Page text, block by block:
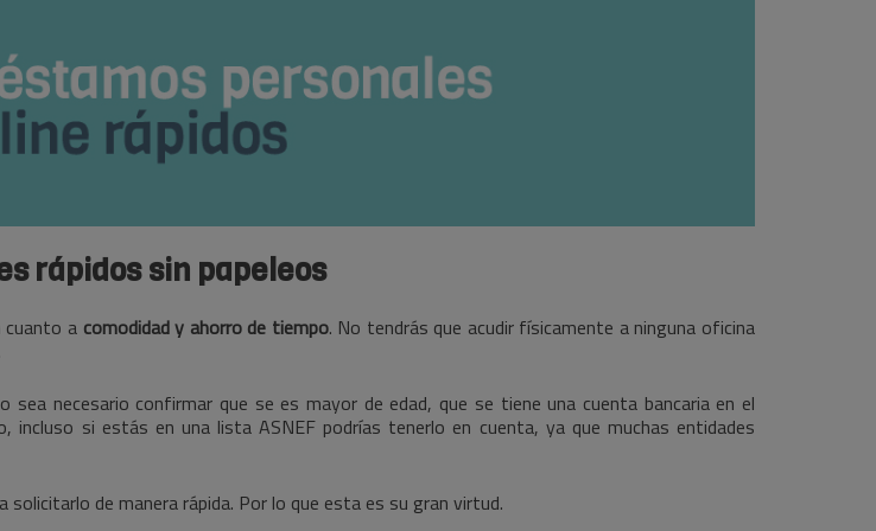
rápidos sin papeleos
cuanto a comodidad y ahorro de tiempo. No tendrás que acudir físicamente a ninguna oficina
necesario confirmar que se es mayor de edad, que se tiene una cuenta bancaria en el
si estás en una lista ASNEF podrías tenerlo en cuenta, ya que muchas entidades
solicitarlo de manera rápida. Por lo que esta es su gran virtud.